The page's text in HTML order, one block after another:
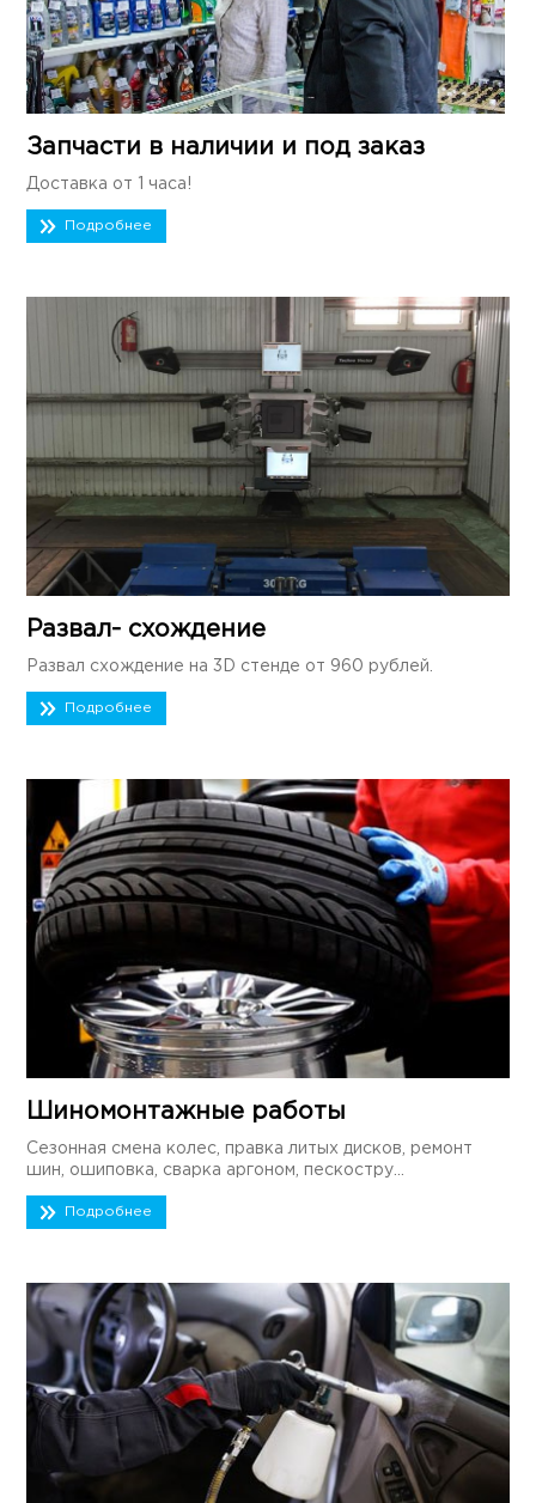
Запчасти в наличии и под заказ
Доставка от 1 часа!
Подробнее
Развал- схождение
Развал схождение на 3D стенде от 960 рублей.
Подробнее
Шиномонтажные работы
Сезонная смена колес, правка литых дисков, ремонт
шин, ошиповка, сварка аргоном, пескостру...
Подробнее